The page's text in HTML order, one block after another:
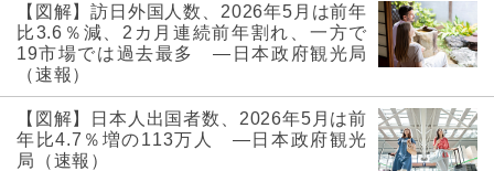
【図解】訪日外国人数、2026年5月は前年
比3.6％減、2カ月連続前年割れ、一方で
19市場では過去最多 ―日本政府観光局
（速報）
【図解】日本人出国者数、2026年5月は前
年比4.7％増の113万人 ―日本政府観光
局（速報）